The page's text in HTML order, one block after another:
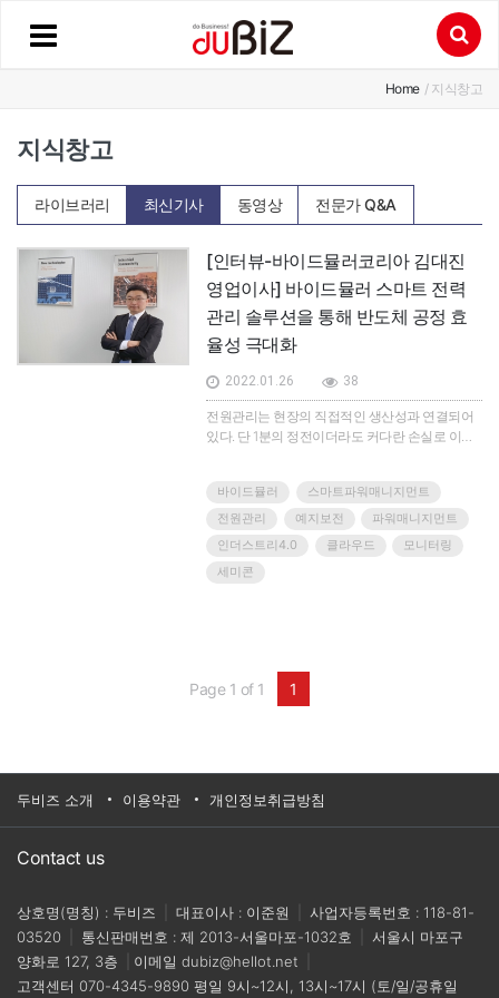
Home / 지식창고
지식창고
라이브러리 최신기사 동영상 전문가 Q&A
[인터뷰-바이드뮬러코리아 김대진
영업이사] 바이드뮬러 스마트 전력
관리 솔루션을 통해 반도체 공정 효
율성 극대화
2022.01.26 38
전원관리는 현장의 직접적인 생산성과 연결되어
있다. 단 1분의 정전이더라도 커다란 손실로 이어
상 이전에 막을 방법은 없을까? 바이드뮬러의 스
마트 파워 매니지먼트는 안정적인 전원 공급에서
더 나아가 예지보전을 구현한다. 바이드뮬러의 김
대진 영업이사를 만났
바이드뮬러
스마트파워매니지먼트
전원관리
예지보전
파워매니지먼트
인더스트리4.0
클라우드
모니터링
세미콘
Page 1 of 1 1
두비즈 소개 이용약관 개인정보취급방침
Contact us
상호명(명칭) : 두비즈 대표이사 : 이준원
사업자등록번호 : 118-81-
03520
통신판매번호 : 제 2013-서울마포-1032호
서울시 마포구
양화로 127, 3층
이메일 dubiz@hellot.net
고객센터 070-4345-9890 평일 9시~12시, 13시~17시 (토/일/공휴일